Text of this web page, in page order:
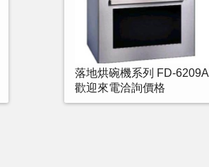
落地烘碗機系列 FD-6209A
歡迎來電洽詢價格